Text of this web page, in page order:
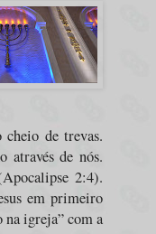
cheio de trevas.
através de nós.
2:4).
em primeiro
na igreja” com a